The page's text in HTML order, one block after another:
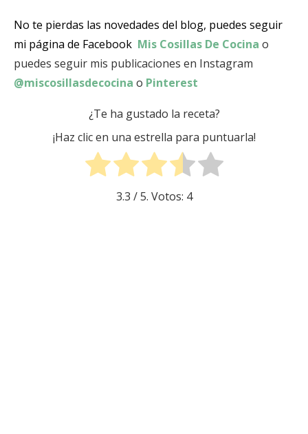
No te pierdas las novedades del blog, puedes seguir
mi página de Facebook Mis Cosillas De Cocina o
puedes seguir mis publicaciones en Instagram
@miscosillasdecocina o Pinterest
¿Te ha gustado la receta?
¡Haz clic en una estrella para puntuarla!
3.3 / 5. Votos: 4